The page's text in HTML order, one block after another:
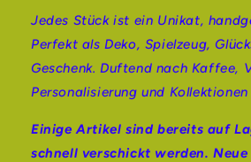
Brunoli
Brunoli
Jedes Stück ist ein Unikat,
Perfekt als Deko, Spielzeug,
Geschenk. Duftend nach Kaffee,
Personalisierung und
Einige Artikel sind bereits auf
schnell verschickt werden.